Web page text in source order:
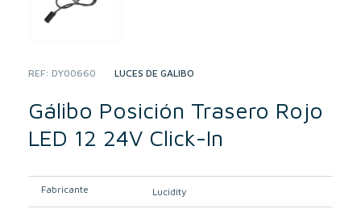
REF:DY00660
CATEGORY:LUCES DE GÁLIBO
Gálibo Posición Trasero Rojo
LED 12 24V Click-In
Fabricante Lucidity